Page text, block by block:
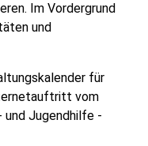
Im Vordergrund
und
für
vom
und Jugendhilfe -